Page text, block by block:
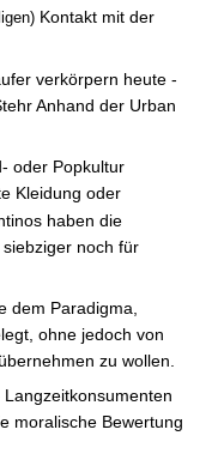
Kontakt mit der
verkörpern heute -
Anhand der Urban
oder Popkultur
Kleidung oder
haben die
noch für
dem Paradigma,
ohne jedoch von
zu wollen.
moralische Bewertung